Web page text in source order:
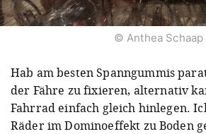
© Anthea Schaap
Hab am besten Spanngummis
der Fähre zu fixieren, alternativ
Fahrrad einfach gleich hinlegen.
Räder im Dominoeffekt zu Boden